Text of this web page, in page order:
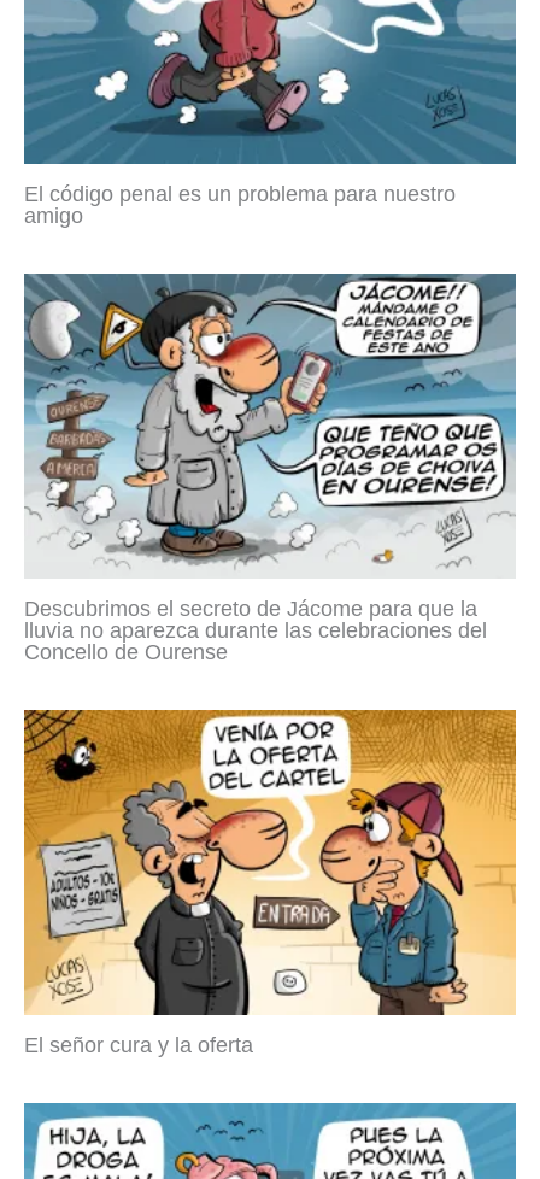
El código penal es un problema para nuestro
amigo
Descubrimos el secreto de Jácome para que la
lluvia no aparezca durante las celebraciones del
Concello de Ourense
El señor cura y la oferta